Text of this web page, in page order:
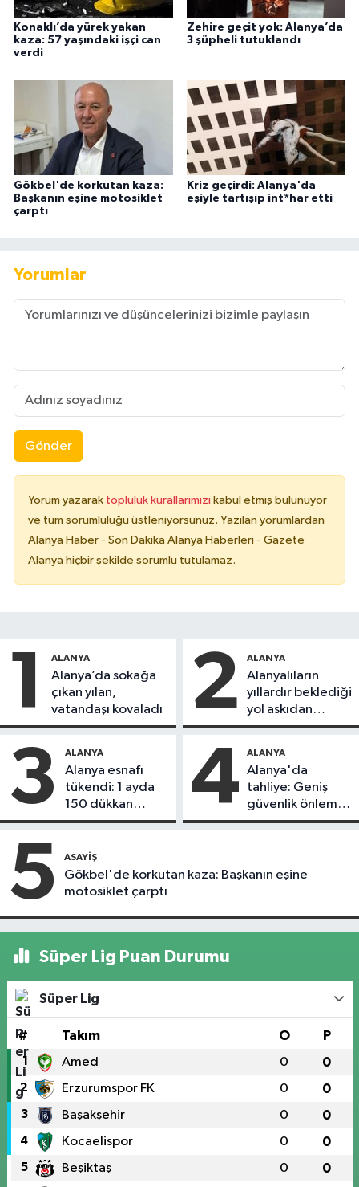
Konaklı’da yürek yakan
kaza: 57 yaşındaki işçi can
verdi
Zehire geçit yok: Alanya’da
3 şüpheli tutuklandı
Gökbel'de korkutan kaza:
Başkanın eşine motosiklet
çarptı
Kriz geçirdi: Alanya'da
eşiyle tartışıp int*har etti
Yorumlar
Gönder
Yorum yazarak topluluk kurallarımızı kabul etmiş bulunuyor
ve tüm sorumluluğu üstleniyorsunuz. Yazılan yorumlardan
Alanya Haber - Son Dakika Alanya Haberleri - Gazete
Alanya hiçbir şekilde sorumlu tutulamaz.
1 ALANYA
Alanya’da sokağa
çıkan yılan,
vatandaşı kovaladı
2 ALANYA
Alanyalıların
yıllardır beklediği
yol askıdan
döndü
3 ALANYA
Alanya esnafı
tükendi: 1 ayda
150 dükkan
kapandı
4 ALANYA
Alanya'da
tahliye: Geniş
güvenlik önlemi
alındı
5 ASAYIŞ
Gökbel'de korkutan kaza: Başkanın eşine
motosiklet çarptı
Süper Lig Puan Durumu
Süper Lig
# Takım O P
1 Amed 0 0
2 Erzurumspor FK 0 0
3 Başakşehir 0 0
4 Kocaelispor 0 0
5 Beşiktaş 0 0